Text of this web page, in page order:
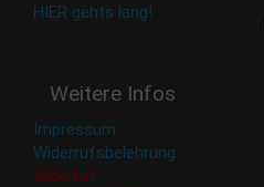
HIER gehts lang!
Weitere Infos
Impressum
Widerrufsbelehrung
Widerruf